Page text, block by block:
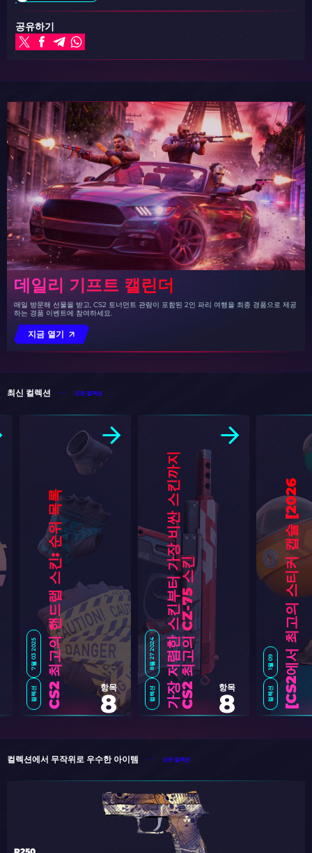
공유하기
데일리 기프트 캘린더
매일 방문해 선물을 받고, CS2 토너먼트 관람이 포함된 2인 파리 여행을 최종 경품으로 제공
하는 경품 이벤트에 참여하세요.
지금 열기
최신 컬렉션 모든 컬렉션
1월 09
컬렉션
C
S
2
에
서
최
고
의
스
티
커
캡
슐
[
2
0
2
6
]
8월 27 2024
컬렉션 가
장
저
렴
한
스
킨
부
터가
장
비
싼
스
킨
까
지
C
S
2
최
고
의
C
Z
-
7
5
스킨 항목
8
7월 03 2025
컬렉션 CS2 최고의 핸드랩 스킨: 순위 목록 항목
8
컬렉션에서 무작위로 우수한 아이템 모든 컬렉션